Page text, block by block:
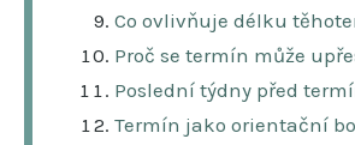
Co ovlivňuje délku
Proč se termín může
Poslední týdny před
Termín jako orientační